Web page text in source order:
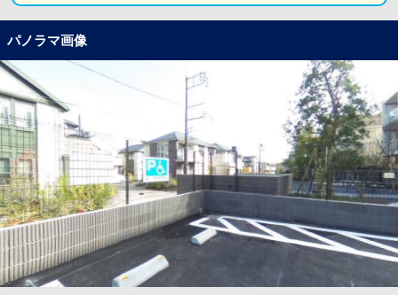
パノラマ画像